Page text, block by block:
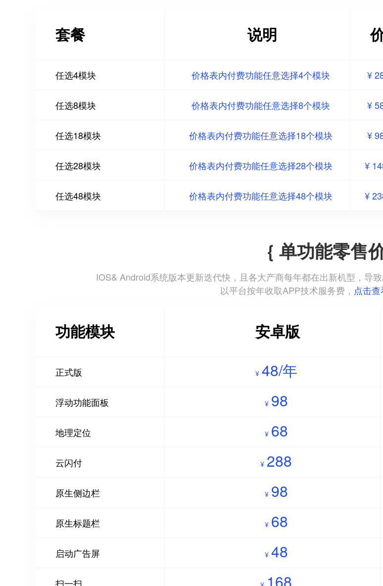
套餐 说明
任选4模块 价格表内付费功能任意选择4个模块 ¥
任选8模块 价格表内付费功能任意选择8个模块 ¥
任选18模块 价格表内付费功能任意选择18个模块 ¥
任选28模块 价格表内付费功能任意选择28个模块 ¥
任选48模块 价格表内付费功能任意选择48个模块 ¥
{ 单功能零售
IOS& Android系统版本更新迭代快，且各大产商每年都在出新机型，导
以平台按年收取APP技术服务费， 点击
功能模块 安卓版
正式版 ¥ 48/年
浮动功能面板 ¥ 98
地理定位 ¥ 68
云闪付 ¥ 288
原生侧边栏 ¥ 98
原生标题栏 ¥ 68
启动广告屏 ¥ 48
扫一扫 168